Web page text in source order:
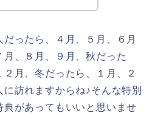
ったら、４月、５月、６月
、８月、９月、秋だった
月、冬だったら、１月、２
訪れますからね♪そんな特別
があってもいいと思いませ